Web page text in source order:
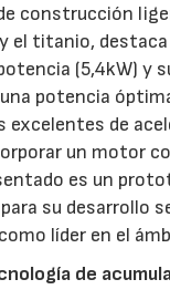
construcción
titanio,
(5,4kW) y
potencia
de
un motor
es un
su desarrollo
líder en el
de